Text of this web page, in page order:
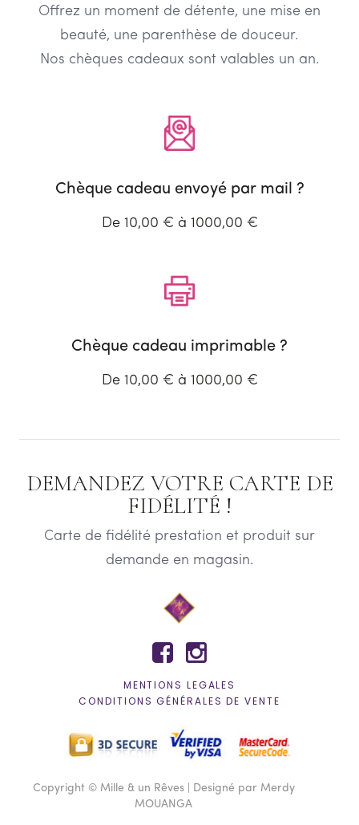
Offrez un moment de détente, une mise en
beauté, une parenthèse de douceur.
Nos chèques cadeaux sont valables un an.
Chèque cadeau envoyé par mail ?
De 10,00 € à 1000,00 €
Chèque cadeau imprimable ?
De 10,00 € à 1000,00 €
DEMANDEZ VOTRE CARTE DE
FIDÉLITÉ !
Carte de fidélité prestation et produit sur
demande en magasin.
 
MENTIONS LEGALES
CONDITIONS GÉNÉRALES DE VENTE
Copyright © Mille & un Rêves | Designé par Merdy
MOUANGA